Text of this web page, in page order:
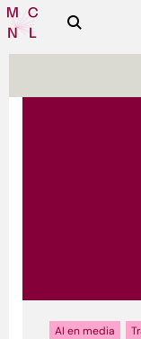
Media
Campus
Zoeken
AI en media